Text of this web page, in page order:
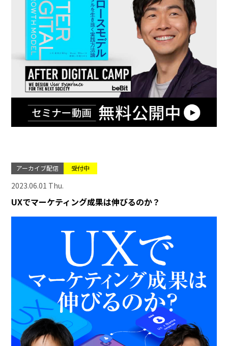
アーカイブ配信 受付中
2023.06.01 Thu.
UXでマーケティング成果は伸びるのか？